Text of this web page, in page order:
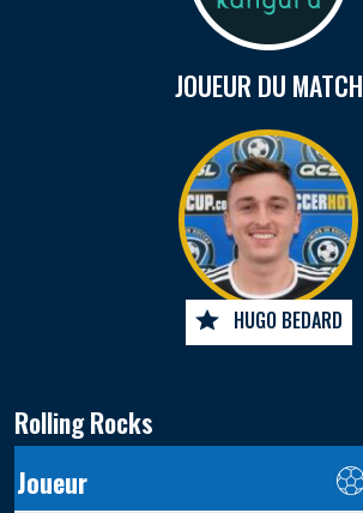
JOUEUR DU MATCH
HUGO BEDARD
Rolling Rocks
Joueur